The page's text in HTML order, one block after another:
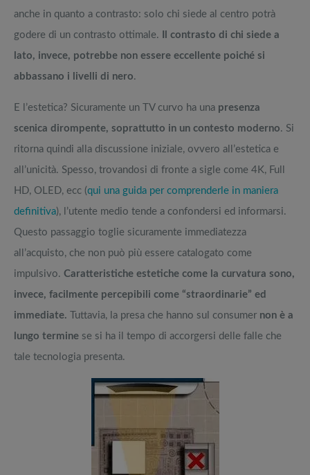
anche in quanto a contrasto: solo chi siede al centro potrà
godere di un contrasto ottimale.
Il contrasto di chi siede a
lato, invece, potrebbe non essere eccellente poiché si
abbassano i livelli di nero.
E l’estetica? Sicuramente un TV curvo ha una presenza
scenica dirompente, soprattutto in un contesto moderno. Si
ritorna quindi alla discussione iniziale, ovvero all’estetica e
all’unicità. Spesso, trovandosi di fronte a sigle come 4K, Full
HD, OLED, ecc (qui una guida per comprenderle in maniera
definitiva), l’utente medio tende a confondersi ed informarsi.
Questo passaggio toglie sicuramente immediatezza
all’acquisto, che non può più essere catalogato come
impulsivo. Caratteristiche estetiche come la curvatura sono,
invece, facilmente percepibili come “straordinarie” ed
immediate. Tuttavia, la presa che hanno sul consumer non è a
lungo termine se si ha il tempo di accorgersi delle falle che
tale tecnologia presenta.